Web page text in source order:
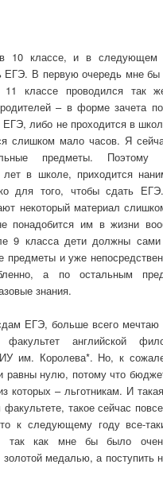
10 классе, и в следующем
ЕГЭ. В первую очередь мне бы
11 классе проводился так
– в форме зачета
ЕГЭ, либо не проходится в
слишком мало часов. Я
предметы. Поэтому
лет в школе, приходится
для того, чтобы сдать
некоторый материал
понадобится им в жизни
9 класса дети должны сами
предметы и уже
а по остальным
знания.
ЕГЭ, больше всего мечтаю
английской
им. Королева*. Но, к
равны нулю, потому что
которых – льготникам. И
такое сейчас
к следующему году все-
так как мне бы было
медалью, а поступить